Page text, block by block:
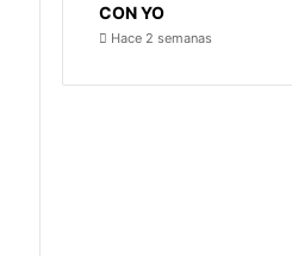
CON YO
Hace 2 semanas